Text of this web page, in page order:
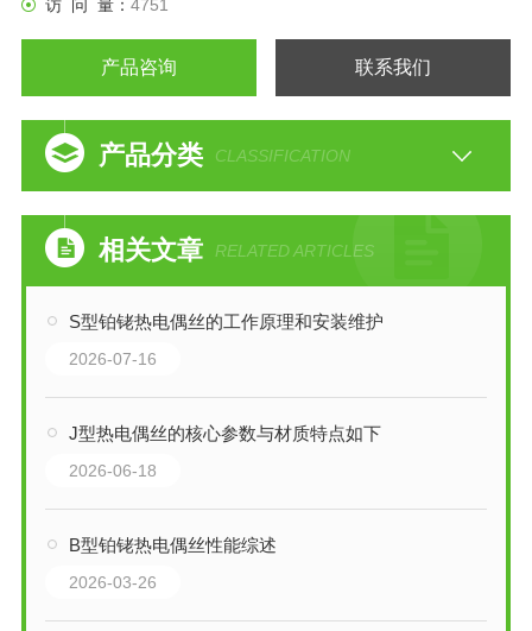
访 问 量： 4751
产品咨询 联系我们
产品分类 CLASSIFICATION
相关文章 RELATED ARTICLES
S型铂铑热电偶丝的工作原理和安装维护
2026-07-16
J型热电偶丝的核心参数与材质特点如下
2026-06-18
B型铂铑热电偶丝性能综述
2026-03-26